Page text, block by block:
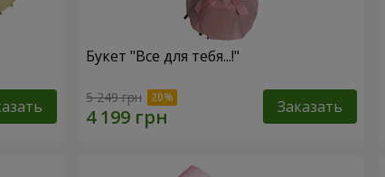
Букет "Все для тебя...!"
5 249 грн Заказать